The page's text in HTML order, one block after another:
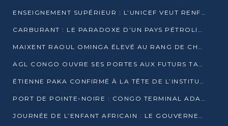
ENSEIGNEMENT SUPÉRIEUR : L’UNICEF VEUT RENFORCER LA RECHERCHE SUR LES QUESTIONS DE L’ENFANCE
CARBURANT : LE PARADOXE D’UN PAYS PÉTROLIER CONFRONTÉ À DES PÉNURIES RÉCURRENTES
MAIXENT RAOUL OMINGA ÉLEVÉ AU RANG DE CHEVALIER DE L’ORDRE DE L’AMITIÉ ENTRE LA RUSSIE ET LE CONGO
AGL CONGO OUVRE SES PORTES AUX FUTURS TALENTS DE LA LOGISTIQUE
ÉTIENNE PAKA CONFIRMÉ À LA TÊTE DE L’INSTITUT GÉOGRAPHIQUE NATIONAL
PORT DE POINTE-NOIRE : CONGO TERMINAL ADAPTE SON DRAGAGE AUX SABLES BITUMINEUX
JOURNÉE DE L’ENFANT AFRICAIN : LE GOUVERNEMENT RÉAFFIRME SON ENGAGEMENT POUR L’ACCÈS À L’EAU ET À L’ASSAINISSEMENT